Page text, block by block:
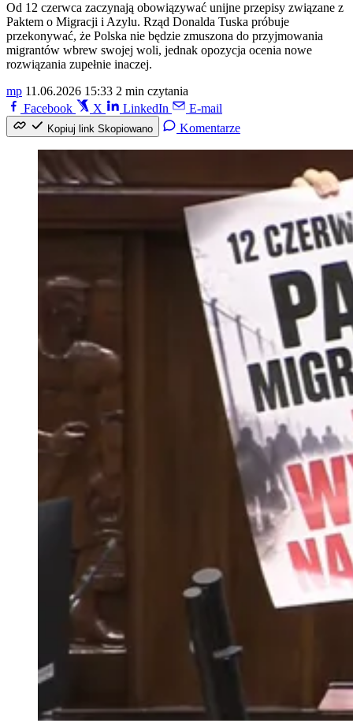
Od 12 czerwca zaczynają obowiązywać unijne przepisy związane z
Paktem o Migracji i Azylu. Rząd Donalda Tuska próbuje
przekonywać, że Polska nie będzie zmuszona do przyjmowania
migrantów wbrew swojej woli, jednak opozycja ocenia nowe
rozwiązania zupełnie inaczej.
mp 11.06.2026 15:33 2 min czytania
Facebook
X LinkedIn E-mail
Kopiuj link Skopiowano Komentarze